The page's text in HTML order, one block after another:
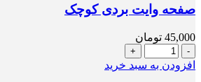
صفحه وایت بردی کوچک
45,000 تومان
صفحه
وایت
افزودن به سبد خرید